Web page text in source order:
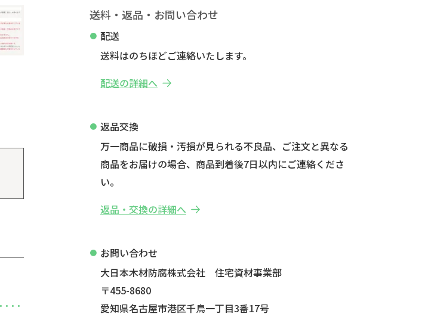
送料・返品・お問い合わせ
配送
送料はのちほどご連絡いたします。
配送の詳細へ
返品交換
万一商品に破損・汚損が見られる不良品、ご注文と異なる
商品をお届けの場合、商品到着後7日以内にご連絡くださ
い。
返品・交換の詳細へ
お問い合わせ
大日本木材防腐株式会社 住宅資材事業部
〒455-8680
愛知県名古屋市港区千鳥一丁目3番17号